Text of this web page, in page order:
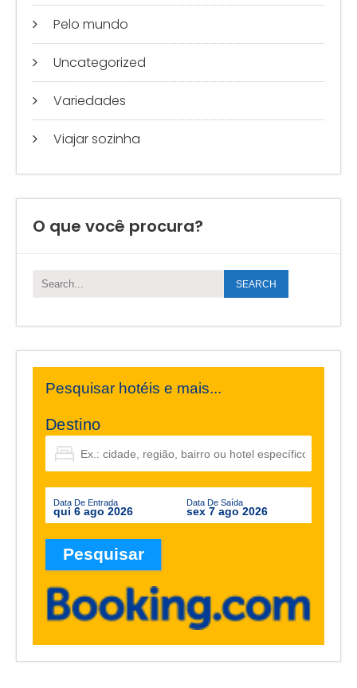
Pelo mundo
Uncategorized
Variedades
Viajar sozinha
O que você procura?
Pesquisar hotéis e mais...
Destino
Data De Entrada
qui 6 ago 2026
Data De Saída
sex 7 ago 2026